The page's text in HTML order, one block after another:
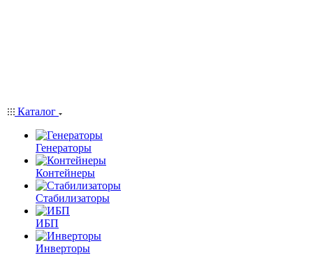
Каталог
Генераторы
Контейнеры
Стабилизаторы
ИБП
Инверторы